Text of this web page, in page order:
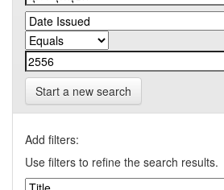
Start a new search
Add filters:
Use filters to refine the search results.